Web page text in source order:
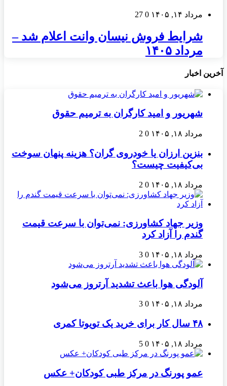
مرداد ۱۴, ۱۴۰۵ 0
27
شرایط فروش نیسان وانت اعلام شد –
مرداد ۱۴۰۵
آخرین اخبار
شهریور و امید کارگران به ترمیم حقوق
مرداد ۱۸, ۱۴۰۵ 0
2
بنزین ارزان یا خودروی گران؟ هزینه پنهان سوخت
بی‌کیفیت چیست؟
مرداد ۱۸, ۱۴۰۵ 0
2
وزیر جهاد کشاورزی: نمی‌توان با سرعت قیمت
گندم را آزاد کرد
مرداد ۱۸, ۱۴۰۵ 0
3
آلودگی هوا باعث تشدید آرتروز می‌شود
مرداد ۱۸, ۱۴۰۵ 0
3
۴۸ سال کار برای خرید یک تویوتا کمری
مرداد ۱۸, ۱۴۰۵ 0
5
عمو پورنگ در مرکز طبی کودکان+ عکس